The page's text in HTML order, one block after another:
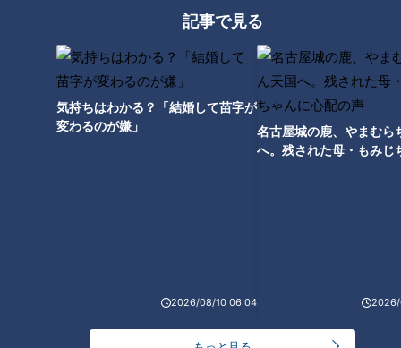
記事で見る
気持ちはわかる？「結婚して苗字が
変わるのが嫌」
2026/08/10 06:04
名古屋城の鹿、やまむら
へ。残された母・もみじ
2026/
き』を食べていて素朴な疑問が…。「この着火剤っていうんで
すかね、青いコレ。必ずコレなんですけど、改めて見ると何な
んだろう？」
というわけで、その青いモノを作っているという株式会社ニ
イタカさんにその場で電話取材。「なんで旅館では必ず固形燃
料で温めるんですか？」と尋ねた安村さんに、ニイタカの桜木
タカはシェア6割強を誇るとのこと。「なので青色の燃料はほ